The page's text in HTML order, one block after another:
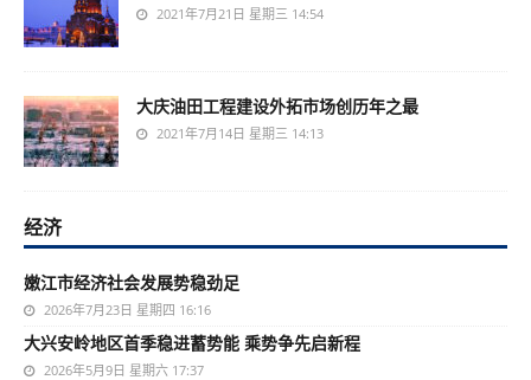
2021年7月21日 星期三 14:54
大庆油田工程建设外拓市场创历年之最
2021年7月14日 星期三 14:13
经济
嫩江市经济社会发展势稳劲足
2026年7月23日 星期四 16:16
大兴安岭地区首季稳进蓄势能 乘势争先启新程
2026年5月9日 星期六 17:37